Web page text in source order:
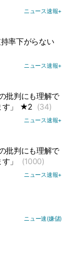
ニュース速報+
率下がらない
ニュース速報+
批判にも理解で
す」 ★2 (34)
ニュース速報+
批判にも理解で
」 (1000)
ニュース速報+
ニュー速(嫌儲)